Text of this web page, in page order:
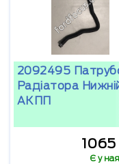
2092495
Радіатора
АКПП
1065
Є у